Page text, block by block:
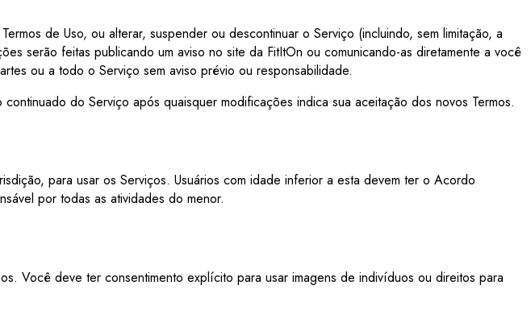
de Uso, ou alterar, suspender ou descontinuar o Serviço (incluindo, sem limitação, a
serão feitas publicando um aviso no site da FitItOn ou comunicando-as diretamente a você
ou a todo o Serviço sem aviso prévio ou responsabilidade.
do Serviço após quaisquer modificações indica sua aceitação dos novos Termos.
para usar os Serviços. Usuários com idade inferior a esta devem ter o Acordo
por todas as atividades do menor.
Você deve ter consentimento explícito para usar imagens de indivíduos ou direitos para